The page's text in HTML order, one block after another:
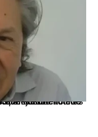
Presidenciales conforme al procedimiento establecido.